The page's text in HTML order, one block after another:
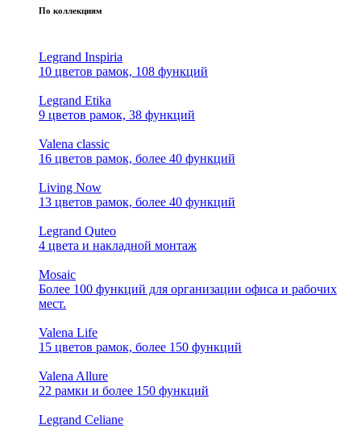
По коллекциям
Legrand Inspiria
10 цветов рамок, 108 функций
Legrand Etika
9 цветов рамок, 38 функций
Valena classic
16 цветов рамок, более 40 функций
Living Now
13 цветов рамок, более 40 функций
Legrand Quteo
4 цвета и накладной монтаж
Mosaic
Более 100 функций для организации офиса и рабочих
мест.
Valena Life
15 цветов рамок, более 150 функций
Valena Allure
22 рамки и более 150 функций
Legrand Celiane